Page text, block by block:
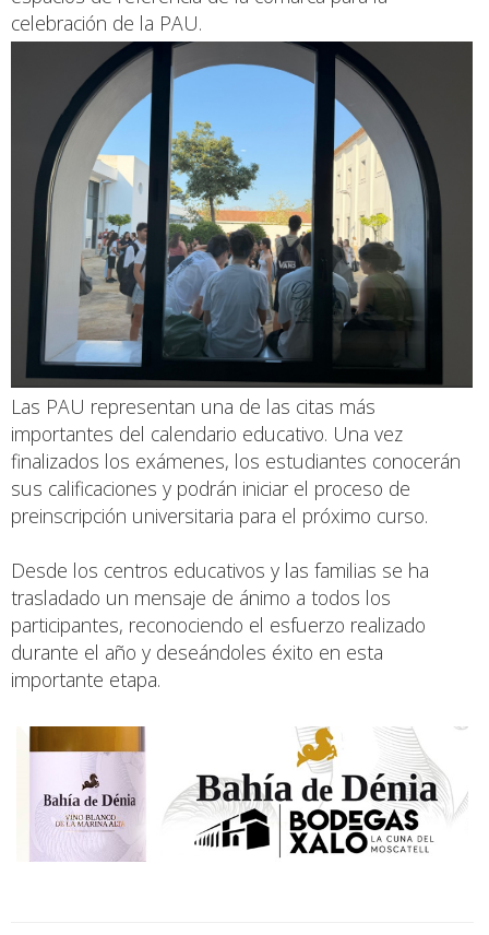
celebración de la PAU.
Las PAU representan una de las citas más
importantes del calendario educativo. Una vez
finalizados los exámenes, los estudiantes conocerán
sus calificaciones y podrán iniciar el proceso de
preinscripción universitaria para el próximo curso.
Desde los centros educativos y las familias se ha
trasladado un mensaje de ánimo a todos los
participantes, reconociendo el esfuerzo realizado
durante el año y deseándoles éxito en esta
importante etapa.